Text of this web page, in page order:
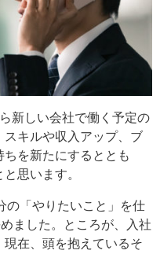
新しい会社で働く予定の
キルや収入アップ、ブ
を新たにするととも
思います。
の「やりたいこと」を仕
ました。ところが、入社
在、頭を抱えているそ